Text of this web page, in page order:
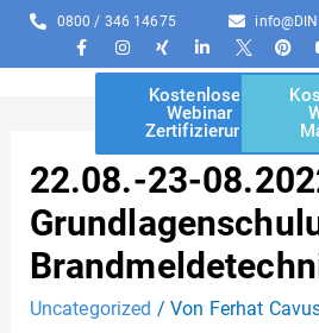
0800 / 346 14675
Kostenloses
Webinar
Zertifizierung
22.08.-23-
Uncategorized / Von Ferhat